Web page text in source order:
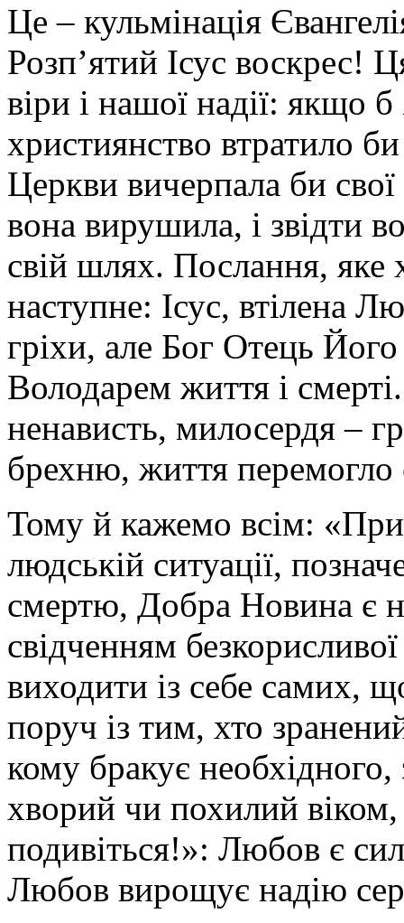
Це – кульмінація
Розп’ятий Ісус воскрес!
віри і нашої надії: якщо
християнство втратило
Церкви вичерпала би
вона вирушила, і звідти
свій шлях. Послання, яке
наступне: Ісус, втілена
гріхи, але Бог Отець
Володарем життя і
ненависть, милосердя –
брехню, життя перемогло
Тому й кажемо всім:
людській ситуації,
смертю, Добра Новина є
свідченням
виходити із себе самих,
поруч із тим, хто
кому бракує
хворий чи похилий
подивіться!»: Любов є
Любов вирощує надію